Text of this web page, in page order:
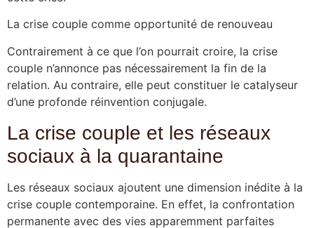
La crise couple comme opportunité de renouveau
Contrairement à ce que l’on pourrait croire, la crise
couple n’annonce pas nécessairement la fin de la
relation. Au contraire, elle peut constituer le catalyseur
d’une profonde réinvention conjugale.
La crise couple et les réseaux
sociaux à la quarantaine
Les réseaux sociaux ajoutent une dimension inédite à la
crise couple contemporaine. En effet, la confrontation
permanente avec des vies apparemment parfaites